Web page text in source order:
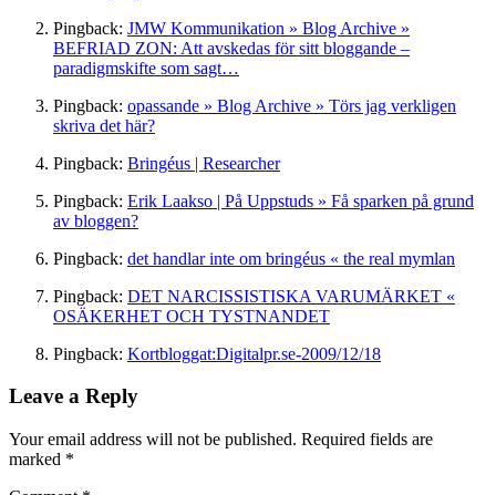
Pingback: JMW Kommunikation » Blog Archive »
BEFRIAD ZON: Att avskedas för sitt bloggande –
paradigmskifte som sagt…
Pingback: opassande » Blog Archive » Törs jag verkligen
skriva det här?
Pingback: Bringéus | Researcher
Pingback: Erik Laakso | På Uppstuds » Få sparken på grund
av bloggen?
Pingback: det handlar inte om bringéus « the real mymlan
Pingback: DET NARCISSISTISKA VARUMÄRKET «
OSÄKERHET OCH TYSTNANDET
Pingback: Kortbloggat:Digitalpr.se-2009/12/18
Leave a Reply
Your email address will not be published. Required fields are
marked *